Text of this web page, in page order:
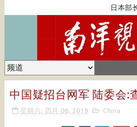
日本部
中国疑招台网军 陆委会:
星期六, 四月 06, 2019 China